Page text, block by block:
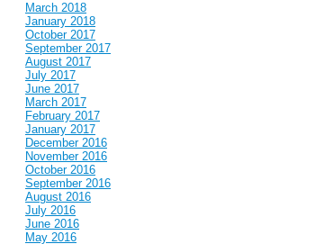
March 2018
January 2018
October 2017
September 2017
August 2017
July 2017
June 2017
March 2017
February 2017
January 2017
December 2016
November 2016
October 2016
September 2016
August 2016
July 2016
June 2016
May 2016